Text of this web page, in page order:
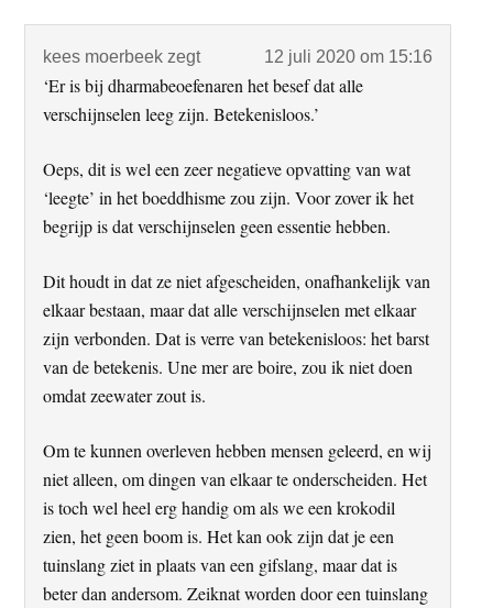
kees moerbeek zegt 12 juli 2020 om 15:16
‘Er is bij dharmabeoefenaren het besef dat alle
verschijnselen leeg zijn. Betekenisloos.’
Oeps, dit is wel een zeer negatieve opvatting van wat
‘leegte’ in het boeddhisme zou zijn. Voor zover ik het
begrijp is dat verschijnselen geen essentie hebben.
Dit houdt in dat ze niet afgescheiden, onafhankelijk van
elkaar bestaan, maar dat alle verschijnselen met elkaar
zijn verbonden. Dat is verre van betekenisloos: het barst
van de betekenis. Une mer are boire, zou ik niet doen
omdat zeewater zout is.
Om te kunnen overleven hebben mensen geleerd, en wij
niet alleen, om dingen van elkaar te onderscheiden. Het
is toch wel heel erg handig om als we een krokodil
zien, het geen boom is. Het kan ook zijn dat je een
tuinslang ziet in plaats van een gifslang, maar dat is
beter dan andersom. Zeiknat worden door een tuinslang